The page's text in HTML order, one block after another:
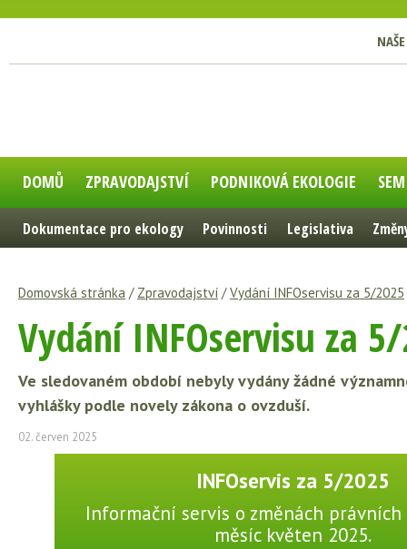
DOMŮ ZPRAVODAJSTVÍ PODNIKOVÁ EKOLOGIE
Dokumentace pro ekology Povinnosti Legislativa
Domovská stránka / Zpravodajství /Vydání INFOservisu za 5/2025
Vydání INFOservisu za
Ve sledovaném období nebyly vydány žádné
vyhlášky podle novely zákona o ovzduší.
02. červen 2025
INFOservis za 5/2025
Informační servis o změnách právních
měsíc květen 2025.